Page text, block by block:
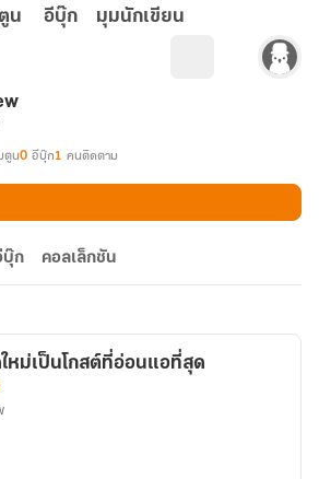
น อีบุ๊ก มุมนักเขียน
ตูน0 อีบุ๊ก1 คนติดตาม
บุ๊ก คอลเล็กชัน
หม่เป็นโกสต์ที่อ่อนแอที่สุด